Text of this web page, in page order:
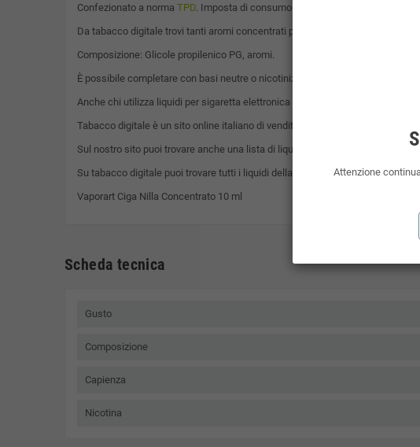
Confezionato a norma TPD . Imposta di consumo già compresa nel prezzo
Da tabacco digitale trovi tanti aromi concentrati per sigaretta elettronica
Composizione: Glicole propilenico PG, aromi.
È possibile completare con basi neutre o nicotinizzate da 10ml con
Anche chi utilizza liquidi per sigaretta elettronica 70/30, per atomizzatori da
Tabacco digitale è un sito online italiano di vendita di sigarette elettroniche,
Sul nostro sito puoi trovare anche una lista di liquidi pronti 10ml.
Su tabacco digitale puoi trovare tutti i liquidi della linea
Vaporart
Vaporart Ciga Nilla Concentrato 10 ml
Scheda tecnica
Gusto
Composizione
Capienza
Nicotina
Attenzione